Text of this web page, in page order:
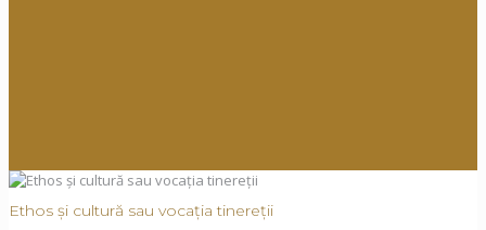
Ethos și cultură sau vocația tinereții